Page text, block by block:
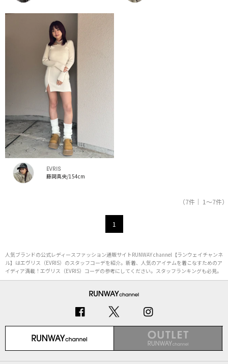
EVRIS
藤岡真央/154cm
（7件｜ 1～7件）
1
人気ブランドの公式レディースファッション通販サイトRUNWAY channel【ランウェイチャンネ
ル】はエヴリス（EVRIS）のスタッフコーデを紹介。新着、人気のアイテムを着こなすためのア
イディア満載！エヴリス（EVRIS）コーデの参考にしてください。スタッフランキングも必見。